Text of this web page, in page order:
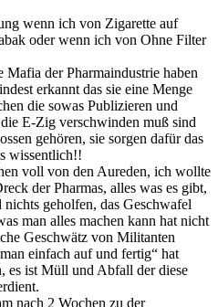
wenn ich von Zigarette auf
oder wenn ich von Ohne Filter
der Pharmaindustrie haben
erkannt das sie eine Menge
die sowas Publizieren und
E-Zig verschwinden muß sind
gehören, sie sorgen dafür das
wissentlich!!
voll von den Aureden, ich wollte
der Pharmas, alles was es gibt,
geholfen, das Geschwafel
man alles machen kann hat nicht
Geschwätz von Militanten
einfach auf und fertig“ hat
es ist Müll und Abfall der diese
nach 2 Wochen zu der